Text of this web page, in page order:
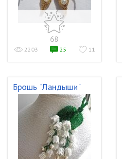
68
2203 25 11
Брошь "Ландыши"